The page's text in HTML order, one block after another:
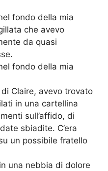
fondo della mia
che avevo
da quasi
fondo della mia
Claire, avevo trovato
in una cartellina
sull’affido, di
sbiadite. C’era
un possibile fratello
una nebbia di dolore